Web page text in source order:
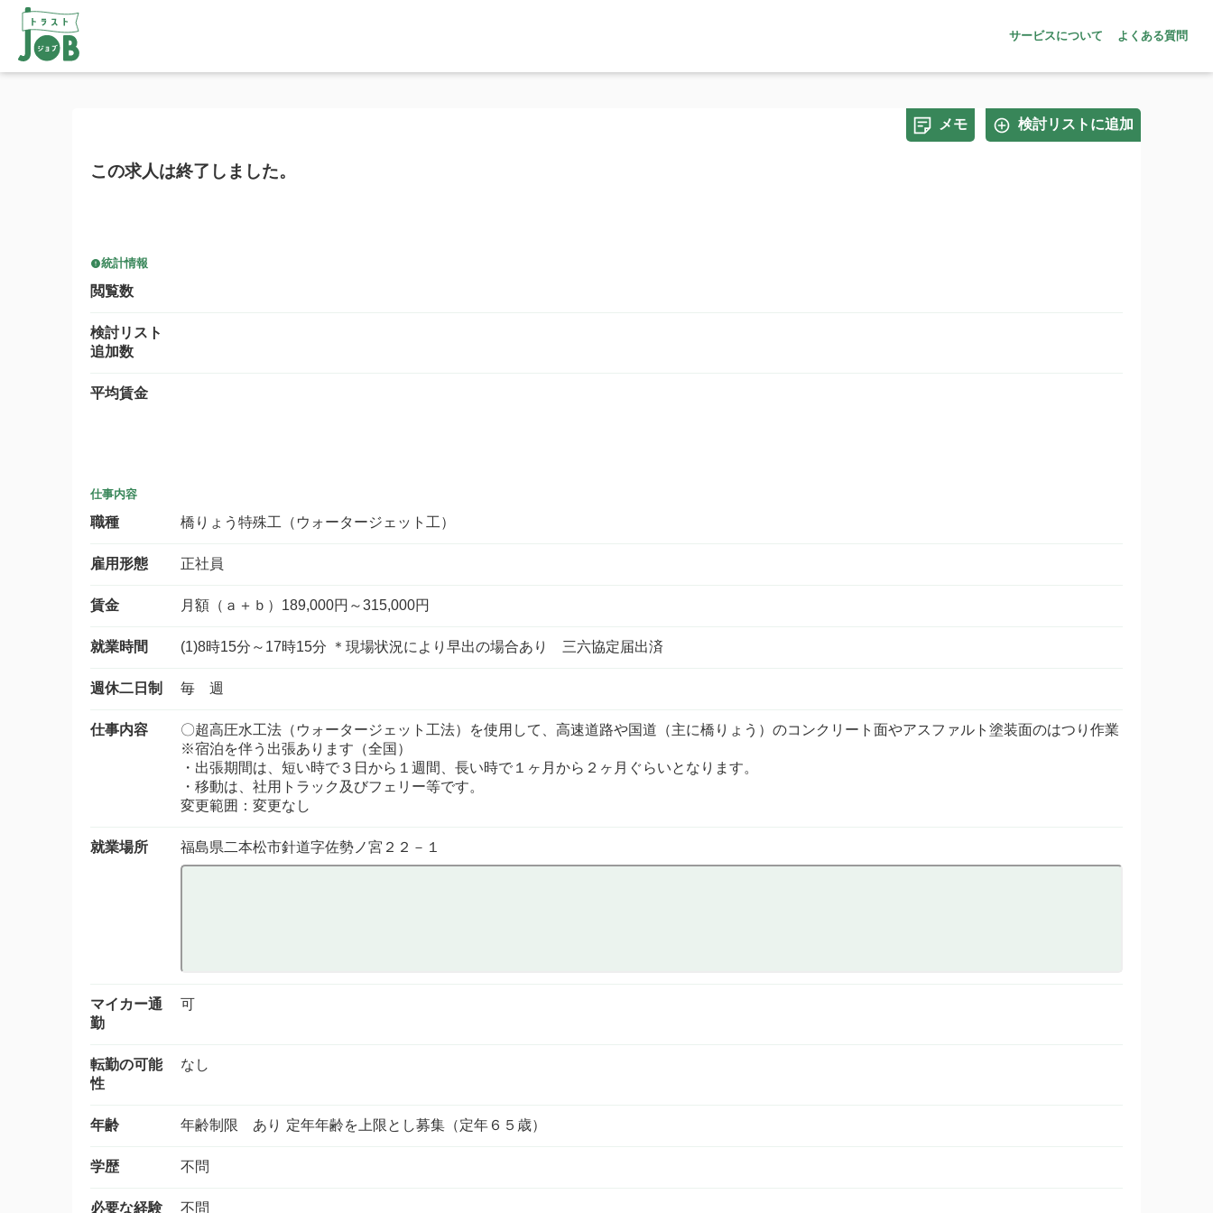
サービスについて よくある質問
メモ 検討リストに追加
この求人は終了しました。
統計情報
閲覧数
検討リスト
追加数
平均賃金
仕事内容
職種 橋りょう特殊工（ウォータージェット工）
雇用形態 正社員
賃金 月額（ａ＋ｂ）189,000円～315,000円
就業時間 (1)8時15分～17時15分 ＊現場状況により早出の場合あり 三六協定届出済
週休二日制 毎 週
仕事内容
〇超高圧水工法（ウォータージェット工法）を使用して、高速道路や国道（主に橋りょう）のコンクリート面やアスファルト塗装面のはつり作業
※宿泊を伴う出張あります（全国）
・出張期間は、短い時で３日から１週間、長い時で１ヶ月から２ヶ月ぐらいとなります。
・移動は、社用トラック及びフェリー等です。
変更範囲：変更なし
就業場所 福島県二本松市針道字佐勢ノ宮２２－１
マイカー通
勤
可
転勤の可能
性
なし
年齢 年齢制限 あり 定年年齢を上限とし募集（定年６５歳）
学歴 不問
必要な経験 不問